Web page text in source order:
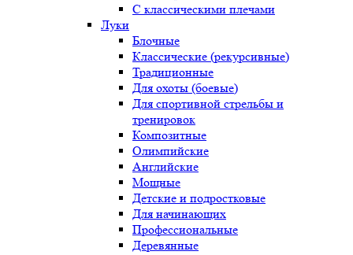
С классическими плечами
Луки
Блочные
Классические (рекурсивные)
Традиционные
Для охоты (боевые)
Для спортивной стрельбы и
тренировок
Композитные
Олимпийские
Английские
Мощные
Детские и подростковые
Для начинающих
Профессиональные
Деревянные